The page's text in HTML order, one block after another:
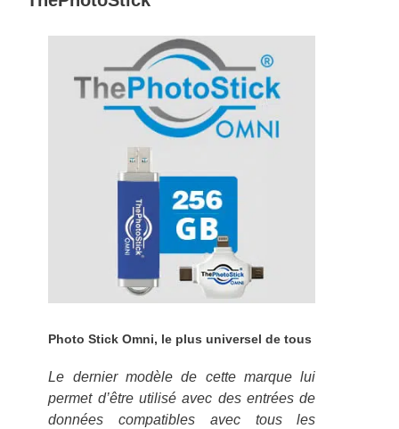
Photo Stick Omni, le plus universel de tous
Le dernier modèle de cette marque lui
permet d’être utilisé avec des entrées de
données compatibles avec tous les